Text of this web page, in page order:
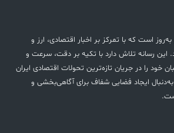
است که با تمرکز بر اخبار اقتصادی، ارز و
این رسانه تلاش دارد با تکیه بر دقت، سرعت و
خود را در جریان تازه‌ترین تحولات اقتصادی ایران
ایجاد فضایی شفاف برای آگاهی‌بخشی و